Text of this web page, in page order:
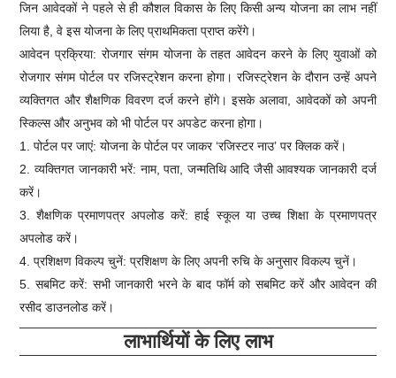
जिन आवेदकों ने पहले से ही कौशल विकास के लिए किसी अन्य योजना का लाभ नहीं
लिया है, वे इस योजना के लिए प्राथमिकता प्राप्त करेंगे।
आवेदन प्रक्रिया: रोजगार संगम योजना के तहत आवेदन करने के लिए युवाओं को
रोजगार संगम पोर्टल पर रजिस्ट्रेशन करना होगा। रजिस्ट्रेशन के दौरान उन्हें अपने
व्यक्तिगत और शैक्षणिक विवरण दर्ज करने होंगे। इसके अलावा, आवेदकों को अपनी
स्किल्स और अनुभव को भी पोर्टल पर अपडेट करना होगा।
1. पोर्टल पर जाएं: योजना के पोर्टल पर जाकर ‘रजिस्टर नाउ’ पर क्लिक करें।
2. व्यक्तिगत जानकारी भरें: नाम, पता, जन्मतिथि आदि जैसी आवश्यक जानकारी दर्ज
करें।
3. शैक्षणिक प्रमाणपत्र अपलोड करें: हाई स्कूल या उच्च शिक्षा के प्रमाणपत्र
अपलोड करें।
4. प्रशिक्षण विकल्प चुनें: प्रशिक्षण के लिए अपनी रुचि के अनुसार विकल्प चुनें।
5. सबमिट करें: सभी जानकारी भरने के बाद फॉर्म को सबमिट करें और आवेदन की
रसीद डाउनलोड करें।
लाभार्थियों के लिए लाभ